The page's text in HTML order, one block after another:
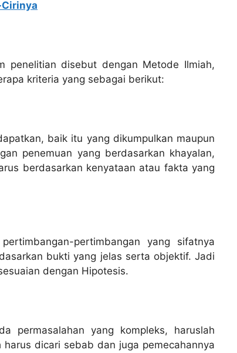
penelitian disebut dengan Metode Ilmiah,
kriteria yang sebagai berikut:
baik itu yang dikumpulkan maupun
penemuan yang berdasarkan khayalan,
berdasarkan kenyataan atau fakta yang
pertimbangan yang sifatnya
bukti yang jelas serta objektif. Jadi
dengan Hipotesis.
permasalahan yang kompleks, haruslah
dicari sebab dan juga pemecahannya